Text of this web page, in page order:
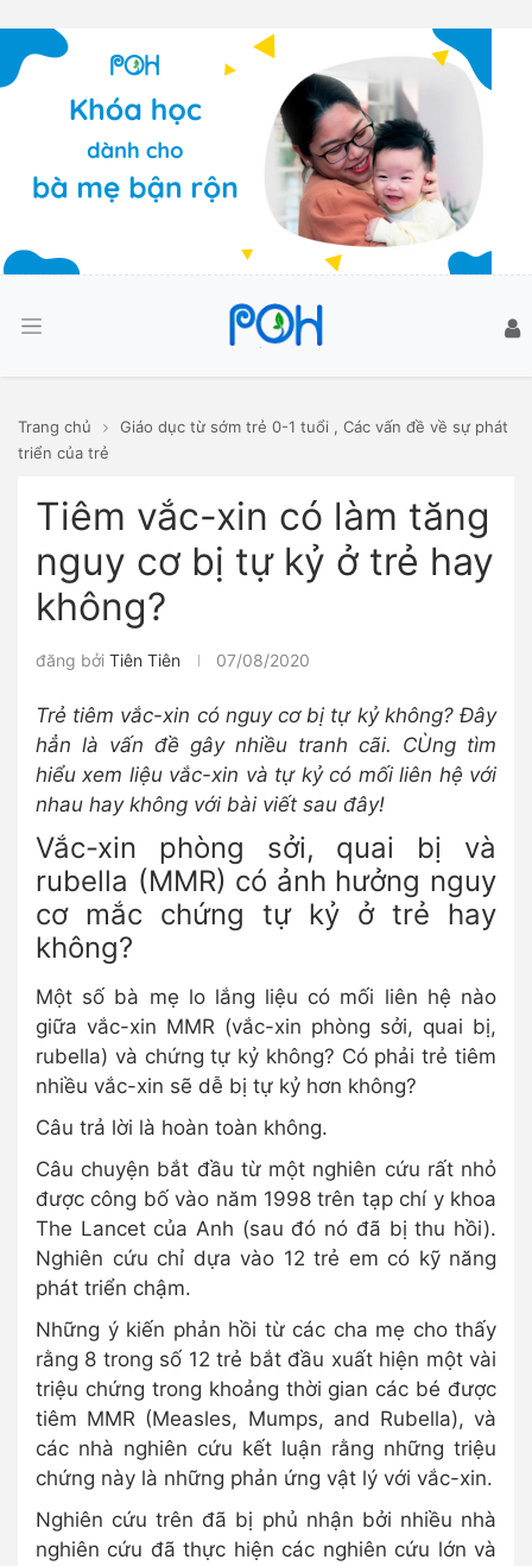
Trang chủ Giáo dục từ sớm trẻ 0-1 tuổi , Các vấn đề về sự phát
triển của trẻ
Tiêm vắc-xin có làm tăng
nguy cơ bị tự kỷ ở trẻ hay
không?
đăng bởi Tiên Tiên 07/08/2020
Trẻ tiêm vắc-xin có nguy cơ bị tự kỷ không? Đây
hẳn là vấn đề gây nhiều tranh cãi. CÙng tìm
hiểu xem liệu vắc-xin và tự kỷ có mối liên hệ với
nhau hay không với bài viết sau đây!
Vắc-xin phòng sởi, quai bị và
rubella (MMR) có ảnh hưởng nguy
cơ mắc chứng tự kỷ ở trẻ hay
không?
Một số bà mẹ lo lắng liệu có mối liên hệ nào
giữa vắc-xin MMR (vắc-xin phòng sởi, quai bị,
rubella) và chứng tự kỷ không? Có phải trẻ tiêm
nhiều vắc-xin sẽ dễ bị tự kỷ hơn không?
Câu trả lời là hoàn toàn không.
Câu chuyện bắt đầu từ một nghiên cứu rất nhỏ
được công bố vào năm 1998 trên tạp chí y khoa
The Lancet của Anh (sau đó nó đã bị thu hồi).
Nghiên cứu chỉ dựa vào 12 trẻ em có kỹ năng
phát triển chậm.
Những ý kiến phản hồi từ các cha mẹ cho thấy
rằng 8 trong số 12 trẻ bắt đầu xuất hiện một vài
triệu chứng trong khoảng thời gian các bé được
tiêm MMR (Measles, Mumps, and Rubella), và
các nhà nghiên cứu kết luận rằng những triệu
chứng này là những phản ứng vật lý với vắc-xin.
Nghiên cứu trên đã bị phủ nhận bởi nhiều nhà
nghiên cứu đã thực hiện các nghiên cứu lớn và